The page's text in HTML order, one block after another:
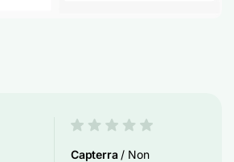
Capterra / Non